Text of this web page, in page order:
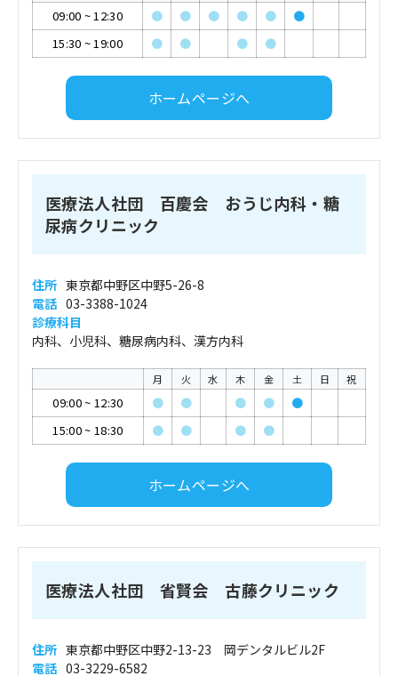
09:00 ~12:30 ● ● ● ● ●
●
15:30 ~19:00 ● ● ● ●
ホームページへ
医療法人社団 百慶会 おうじ内科・糖
尿病クリニック
住所 東京都中野区中野5-26-8
電話 03-3388-1024
診療科目
内科、小児科、糖尿病内科、漢方内科
月 火 水 木 金 土 日 祝
09:00~ 12:30 ● ● ● ●
●
15:00~ 18:30 ● ● ● ●
ホームページへ
医療法人社団 省賢会 古藤クリニック
住所 東京都中野区中野2-13-23 岡デンタルビル2F
電話 03-3229-6582